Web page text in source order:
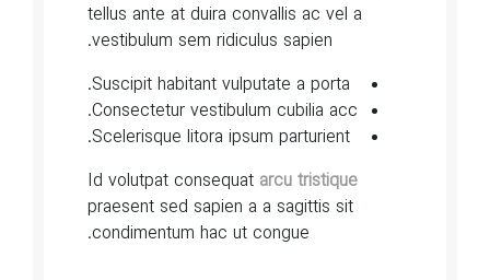
tellus ante at duira convallis ac vel a
vestibulum sem ridiculus sapien.
Suscipit habitant vulputate a porta.
Consectetur vestibulum cubilia acc.
Scelerisque litora ipsum parturient.
Id volutpat consequat arcu tristique
praesent sed sapien a a sagittis sit
condimentum hac ut congue.